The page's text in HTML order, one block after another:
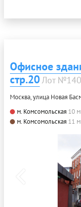
Офисное
стр.20Лот
Москва, улица Новая
м. Комсомольская 10
м. Комсомольская 11